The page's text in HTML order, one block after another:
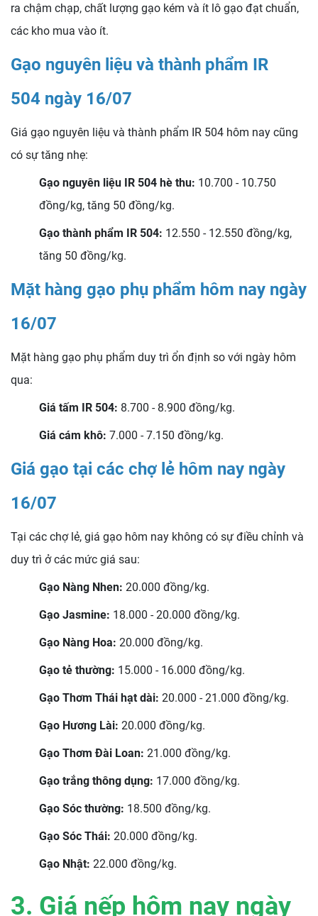
ra chậm chạp, chất lượng gạo kém và ít lô gạo đạt chuẩn,
các kho mua vào ít.
Gạo nguyên liệu và thành phẩm IR
504 ngày 16/07
Giá gạo nguyên liệu và thành phẩm IR 504 hôm nay cũng
có sự tăng nhẹ:
Gạo nguyên liệu IR 504 hè thu: 10.700 - 10.750
đồng/kg, tăng 50 đồng/kg.
Gạo thành phẩm IR 504: 12.550 - 12.550 đồng/kg,
tăng 50 đồng/kg.
Mặt hàng gạo phụ phẩm hôm nay ngày
16/07
Mặt hàng gạo phụ phẩm duy trì ổn định so với ngày hôm
qua:
Giá tấm IR 504: 8.700 - 8.900 đồng/kg.
Giá cám khô: 7.000 - 7.150 đồng/kg.
Giá gạo tại các chợ lẻ hôm nay ngày
16/07
Tại các chợ lẻ, giá gạo hôm nay không có sự điều chỉnh và
duy trì ở các mức giá sau:
Gạo Nàng Nhen: 20.000 đồng/kg.
Gạo Jasmine: 18.000 - 20.000 đồng/kg.
Gạo Nàng Hoa: 20.000 đồng/kg.
Gạo tẻ thường: 15.000 - 16.000 đồng/kg.
Gạo Thơm Thái hạt dài: 20.000 - 21.000 đồng/kg.
Gạo Hương Lài: 20.000 đồng/kg.
Gạo Thơm Đài Loan: 21.000 đồng/kg.
Gạo trắng thông dụng: 17.000 đồng/kg.
Gạo Sóc thường: 18.500 đồng/kg.
Gạo Sóc Thái: 20.000 đồng/kg.
Gạo Nhật: 22.000 đồng/kg.
3. Giá nếp hôm nay ngày